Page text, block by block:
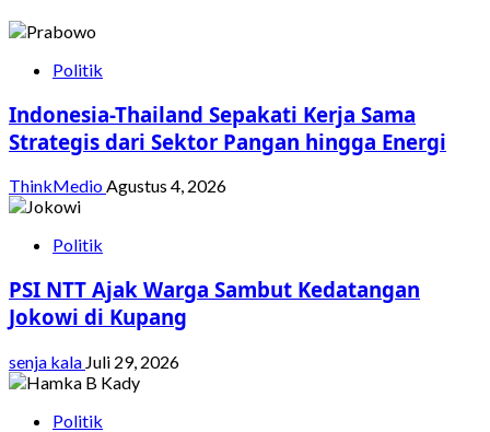
Politik
Indonesia-Thailand Sepakati Kerja Sama
Strategis dari Sektor Pangan hingga Energi
ThinkMedioAgustus 4, 2026
Politik
PSI NTT Ajak Warga Sambut Kedatangan
Jokowi di Kupang
senja kala Juli 29, 2026
Politik